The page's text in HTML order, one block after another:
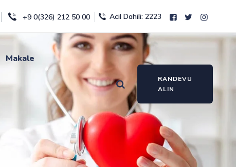
+9 0(326) 212 50 00 Acil Dahili: 2223
Makale
RANDEVU
ALIN